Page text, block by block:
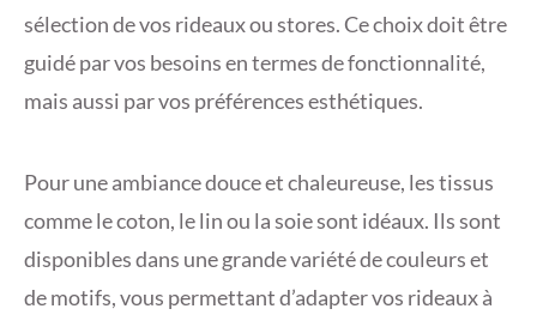
sélection de vos rideaux ou stores. Ce choix doit être
guidé par vos besoins en termes de fonctionnalité,
mais aussi par vos préférences esthétiques.
Pour une ambiance douce et chaleureuse, les tissus
comme le coton, le lin ou la soie sont idéaux. Ils sont
disponibles dans une grande variété de couleurs et
de motifs, vous permettant d’adapter vos rideaux à